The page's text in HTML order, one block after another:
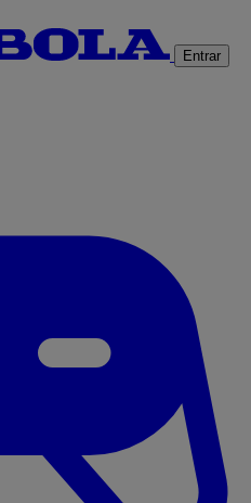
Entrar